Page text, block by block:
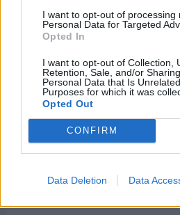
I want to opt-out of processing
Personal Data for Targeted
Opted In
I want to opt-out of Collection,
Retention, Sale, and/or
Personal Data that Is
Purposes for which it was
Opted Out
CONFIRM
Data Deletion Data
Entra en nuestro canal
Días Más Buscados
8 de marzo -
Día Internacional de la
22 de marzo -